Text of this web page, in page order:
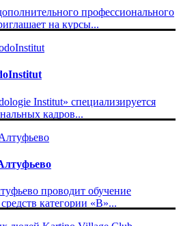
профессионального
на курсы...
Institut» специализируется
кадров...
проводит обучение
категории «В»...